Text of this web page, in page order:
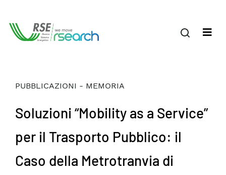
PUBBLICAZIONI - MEMORIA
Soluzioni “Mobility as a Service”
per il Trasporto Pubblico: il
Caso della Metrotranvia di